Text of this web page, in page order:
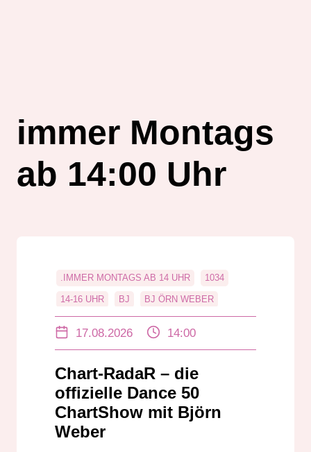
immer Montags
ab 14:00 Uhr
.IMMER MONTAGS AB 14 UHR 1034
14-16 UHR BJ BJ ÖRN WEBER
CHARTS
DANCE50 DARMSTADT DEEJAY
EDM GROSS-GERAU HESSEN
HOUSE
17.08.2026 14:00
Chart-RadaR – die
offizielle Dance 50
ChartShow mit Björn
Weber